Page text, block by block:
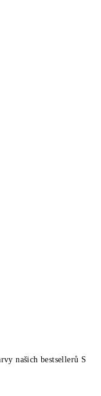
našich bestsellerů S